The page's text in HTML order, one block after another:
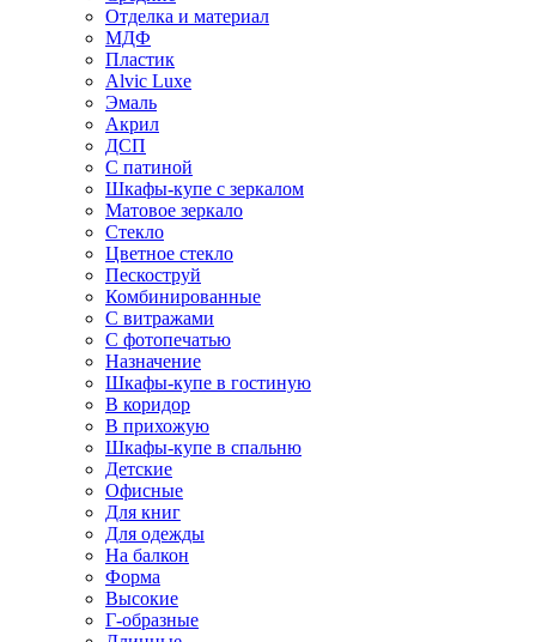
Отделка и материал
МДФ
Пластик
Alvic Luxe
Эмаль
Акрил
ДСП
С патиной
Шкафы-купе с зеркалом
Матовое зеркало
Стекло
Цветное стекло
Пескоструй
Комбинированные
С витражами
С фотопечатью
Назначение
Шкафы-купе в гостиную
В коридор
В прихожую
Шкафы-купе в спальню
Детские
Офисные
Для книг
Для одежды
На балкон
Форма
Высокие
Г-образные